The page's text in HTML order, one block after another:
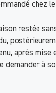
chez
restée
après
demander à